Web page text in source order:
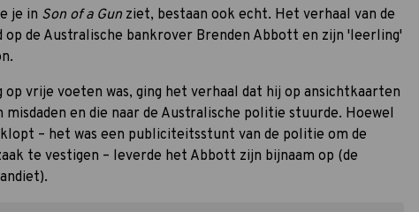
je in Son of a Gun ziet, bestaan ook echt. Het verhaal van de
op de Australische bankrover Brenden Abbott en zijn 'leerling'
op vrije voeten was, ging het verhaal dat hij op ansichtkaarten
en die naar de Australische politie stuurde. Hoewel
– het was een publiciteitsstunt van de politie om de
te vestigen – leverde het Abbott zijn bijnaam op (de